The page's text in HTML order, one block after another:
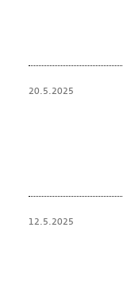
20.5.2025
12.5.2025